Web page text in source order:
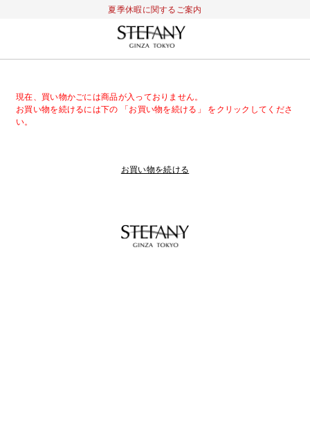
夏季休暇に関するご案内
現在、買い物かごには商品が入っておりません。
お買い物を続けるには下の 「お買い物を続ける」 をクリックしてくださ
い。
お買い物を続ける